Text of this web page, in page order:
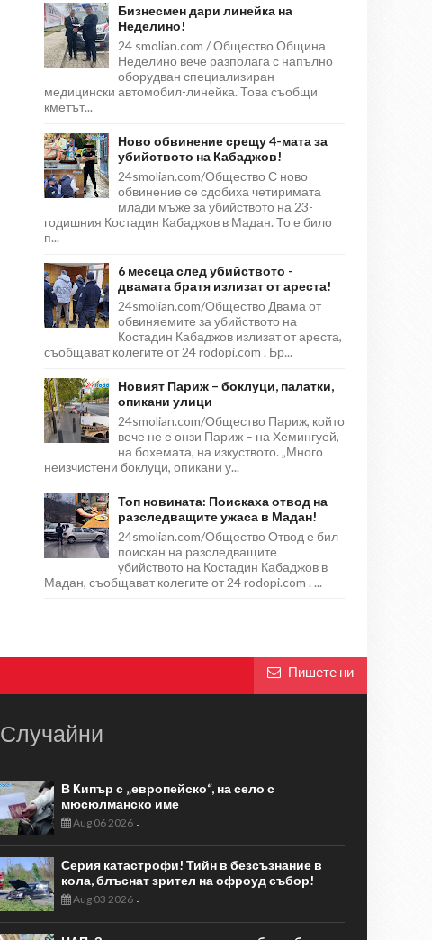
Бизнесмен дари линейка на
Неделино!
24 smolian.com / Общество Община
Неделино вече разполага с напълно
оборудван специализиран
медицински автомобил-линейка. Това съобщи
кметът...
Ново обвинение срещу 4-мата за
убийството на Кабаджов!
24smolian.com/Общество С ново
обвинение се сдобиха четиримата
млади мъже за убийството на 23-
годишния Костадин Кабаджов в Мадан. То е било
п...
6 месеца след убийството -
двамата братя излизат от ареста!
24smolian.com/Общество Двама от
обвиняемите за убийството на
Костадин Кабаджов излизат от ареста,
съобщават колегите от 24 rodopi.com . Бр...
Новият Париж – боклуци, палатки,
опикани улици
24smolian.com/Общество Париж, който
вече не е онзи Париж – на Хемингуей,
на бохемата, на изкуството. „Много
неизчистени боклуци, опикани у...
Топ новината: Поискаха отвод на
разследващите ужаса в Мадан!
24smolian.com/Общество Отвод е бил
поискан на разследващите
убийството на Костадин Кабаджов в
Мадан, съобщават колегите от 24 rodopi.com . ...
Пишете ни
Случайни
В Кипър с „европейско“, на село с
мюсюлманско име
Aug 06 2026-
Серия катастрофи! Тийн в безсъзнание в
кола, блъснат зрител на офроуд събор!
Aug 03 2026-